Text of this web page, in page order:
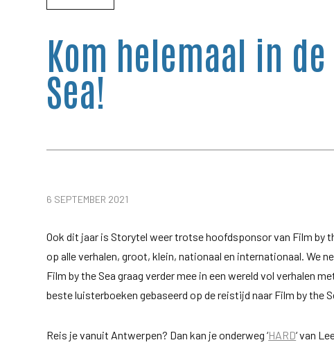
Kom helemaal in
Sea!
6 SEPTEMBER 2021
Ook dit jaar is Storytel weer trotse hoofdsponsor van Film by
op alle verhalen, groot, klein, nationaal en internationaal. We
Film by the Sea graag verder mee in een wereld vol verhalen
beste luisterboeken gebaseerd op de reistijd naar Film by the
Reis je vanuit Antwerpen? Dan kan je onderweg ‘HARD‘ van